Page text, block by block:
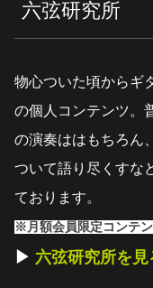
六弦研究所
物心ついた頃からギ
の個人コンテンツ。
の演奏ははもちろん
ついて語り尽くすな
ております。
※月額会員限定コンテン
▶︎ 六弦研究所を見